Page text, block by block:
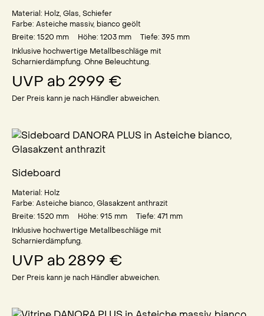
Material: Holz, Glas, Schiefer
Farbe: Asteiche massiv, bianco geölt
Breite: 1520 mm Höhe: 1203 mm Tiefe: 395 mm
Inklusive hochwertige Metallbeschläge mit
Scharnierdämpfung. Ohne Beleuchtung.
UVP ab2999 €
Der Preis kann je nach Händler abweichen.
Sideboard
Material: Holz
Farbe: Asteiche bianco, Glasakzent anthrazit
Breite: 1520 mm Höhe: 915 mm Tiefe: 471 mm
Inklusive hochwertige Metallbeschläge mit
Scharnierdämpfung.
UVP ab2899 €
Der Preis kann je nach Händler abweichen.